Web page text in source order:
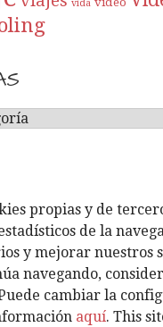
vida
propias y de
de la
y mejorar nuestros
navegando,
cambiar la
aquí. This